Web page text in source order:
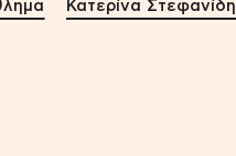
Κατερίνα Στεφανίδη